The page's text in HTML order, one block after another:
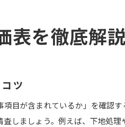
面積や工法で変わる小規
低コストで質の高い舗装
現地調査が左右する見積の精度
舗装工事の現地調査が見
地盤や周辺環境による
表を徹底解説
ツ
目が含まれているか」を確認
しましょう。例えば、下地処